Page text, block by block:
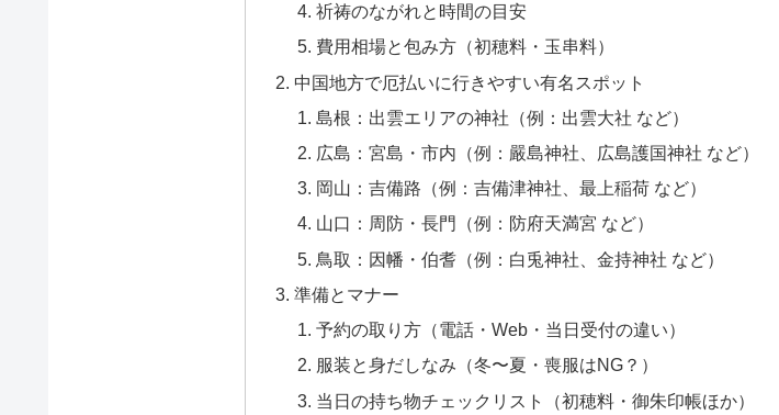
祈祷のながれと時間の目安
費用相場と包み方（初穂料・玉串料）
中国地方で厄払いに行きやすい有名スポット
島根：出雲エリアの神社（例：出雲大社 など）
広島：宮島・市内（例：嚴島神社、広島護国神社 など）
岡山：吉備路（例：吉備津神社、最上稲荷 など）
山口：周防・長門（例：防府天満宮 など）
鳥取：因幡・伯耆（例：白兎神社、金持神社 など）
準備とマナー
予約の取り方（電話・Web・当日受付の違い）
服装と身だしなみ（冬〜夏・喪服はNG？）
当日の持ち物チェックリスト（初穂料・御朱印帳ほか）